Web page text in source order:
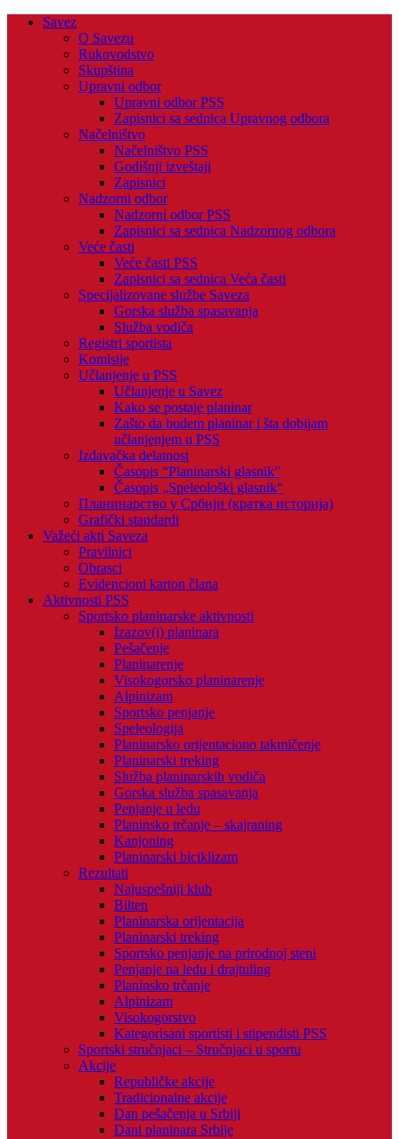
Savez
O Savezu
Rukovodstvo
Skupština
Upravni odbor
Upravni odbor PSS
Zapisnici sa sednica Upravnog odbora
Načelništvo
Načelništvo PSS
Godišnji izveštaji
Zapisnici
Nadzorni odbor
Nadzorni odbor PSS
Zapisnici sa sednica Nadzornog odbora
Veće časti
Veće časti PSS
Zapisnici sa sednica Veća časti
Specijalizovane službe Saveza
Gorska služba spasavanja
Služba vodiča
Registri sportista
Komisije
Učlanjenje u PSS
Učlanjenje u Savez
Kako se postaje planinar
Zašto da budem planinar i šta dobijam
učlanjenjem u PSS
Izdavačka delatnost
Časopis “Planinarski glasnik”
Časopis „Speleološki glasnik“
Планинарство у Србији (кратка историја)
Grafički standardi
Važeći akti Saveza
Pravilnici
Obrasci
Evidencioni karton člana
Aktivnosti PSS
Sportsko planinarske aktivnosti
Izazov(i) planinara
Pešačenje
Planinarenje
Visokogorsko planinarenje
Alpinizam
Sportsko penjanje
Speleologija
Planinarsko orijentaciono takmičenje
Planinarski treking
Služba planinarskih vodiča
Gorska služba spasavanja
Penjanje u ledu
Planinsko trčanje – skajraning
Kanjoning
Planinarski biciklizam
Rezultati
Najuspešniji klub
Bilten
Planinarska orijentacija
Planinarski treking
Sportsko penjanje na prirodnoj steni
Penjanje na ledu i drajtuling
Planinsko trčanje
Alpinizam
Visokogorstvo
Kategorisani sportisti i stipendisti PSS
Sportski stručnjaci – Stručnjaci u sportu
Akcije
Republičke akcije
Tradicionalne akcije
Dan pešačenja u Srbiji
Dani planinara Srbije